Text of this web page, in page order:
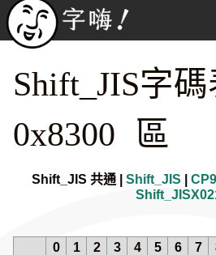
Shift_JIS字碼
0x8300 區
Shift_JIS 共通 | Shift_JIS
0
1 2 3 4 5 6 7